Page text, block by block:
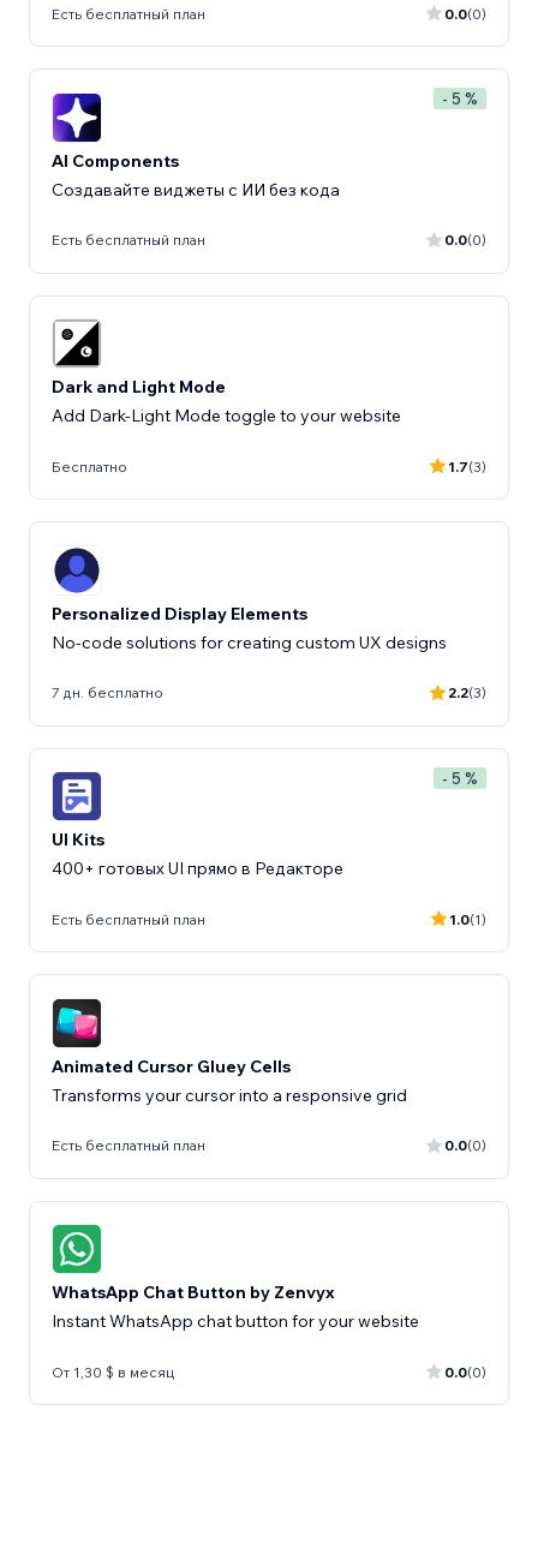
Есть бесплатный план 0.0(0)
- 5 %
AI Components
Создавайте виджеты с ИИ без кода
Есть бесплатный план 0.0(0)
Dark and Light Mode
Add Dark-Light Mode toggle to your website
Бесплатно 1.7(3)
Personalized Display Elements
No-code solutions for creating custom UX designs
7 дн. бесплатно 2.2(3)
- 5 %
UI Kits
400+ готовых UI прямо в Редакторе
Есть бесплатный план 1.0(1)
Animated Cursor Gluey Cells
Transforms your cursor into a responsive grid
Есть бесплатный план 0.0(0)
WhatsApp Chat Button by Zenvyx
Instant WhatsApp chat button for your website
От 1,30 $ в месяц 0.0(0)